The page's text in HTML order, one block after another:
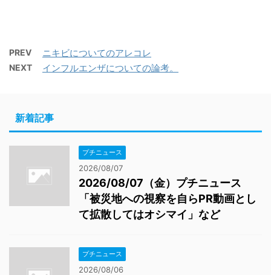
PREV ニキビについてのアレコレ
NEXT インフルエンザについての論考。
新着記事
プチニュース
2026/08/07
2026/08/07（金）プチニュース
「被災地への視察を自らPR動画とし
て拡散してはオシマイ」など
プチニュース
2026/08/06